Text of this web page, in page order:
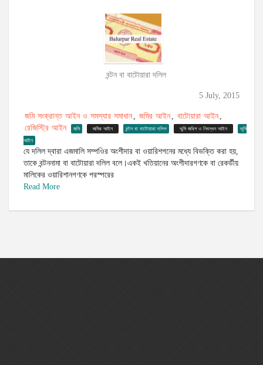
বন্টন বা বাটোয়ারা দলিল
5 July, 2015
জমি সংক্রান্ত আইন ও সমস্যার সমাধান জমির আইন বাটোয়ারা আইন
রেজিস্ট্রি আইন জমি জমির আইন বন্টন বা বাটোয়ারা দলিল ভুমি জরিপ ও নিবন্ধন আইন
ভূমি
আইন
যে দলিল দ্বারা এজমালি সম্পওির অংশীদার বা ওয়ারিশগনের মধ্যে বিভক্তি করা হয়,
তাকে বন্টননামা বা বাটোয়ারা দলিল বলে।একই খতিয়ানের অংশীদারগণকে বা রেকর্ডীয়
মালিকের ওয়ারিশানগণকে পরস্পরের
Read More